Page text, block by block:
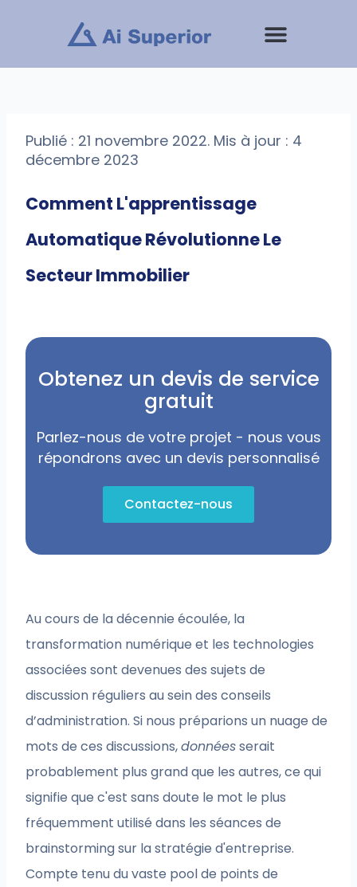
Publié : 21 novembre 2022. Mis à jour : 4
décembre 2023
Comment L'apprentissage
Automatique Révolutionne Le
Secteur Immobilier
Obtenez un devis de service
gratuit
Parlez-nous de votre projet - nous vous
répondrons avec un devis personnalisé
Contactez-nous
Au cours de la décennie écoulée, la
transformation numérique et les technologies
associées sont devenues des sujets de
discussion réguliers au sein des conseils
d’administration. Si nous préparions un nuage de
mots de ces discussions,donnéesserait
probablement plus grand que les autres, ce qui
signifie que c'est sans doute le mot le plus
fréquemment utilisé dans les séances de
brainstorming sur la stratégie d'entreprise.
Compte tenu du vaste pool de points de